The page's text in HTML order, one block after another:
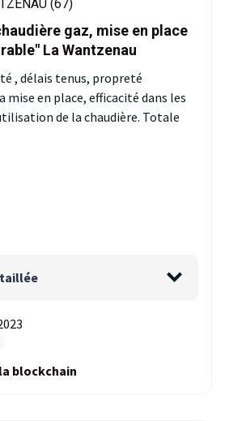
(67)
gaz, mise en place
La Wantzenau
, délais tenus, propreté
mise en place, efficacité dans les
de la chaudière. Totale
blockchain